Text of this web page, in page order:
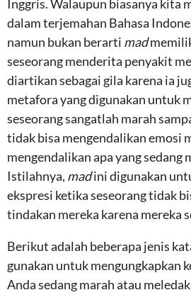
Inggris. Walaupun biasanya kita
dalam terjemahan Bahasa
namun bukan berarti mad
seseorang menderita penyakit
diartikan sebagai gila karena ia
metafora yang digunakan untuk
seseorang sangatlah marah
tidak bisa mengendalikan emosi
mengendalikan apa yang sedang
Istilahnya, madini digunakan
ekspresi ketika seseorang tidak
tindakan mereka karena mereka
Berikut adalah beberapa jenis
gunakan untuk mengungkapkan
Anda sedang marah atau